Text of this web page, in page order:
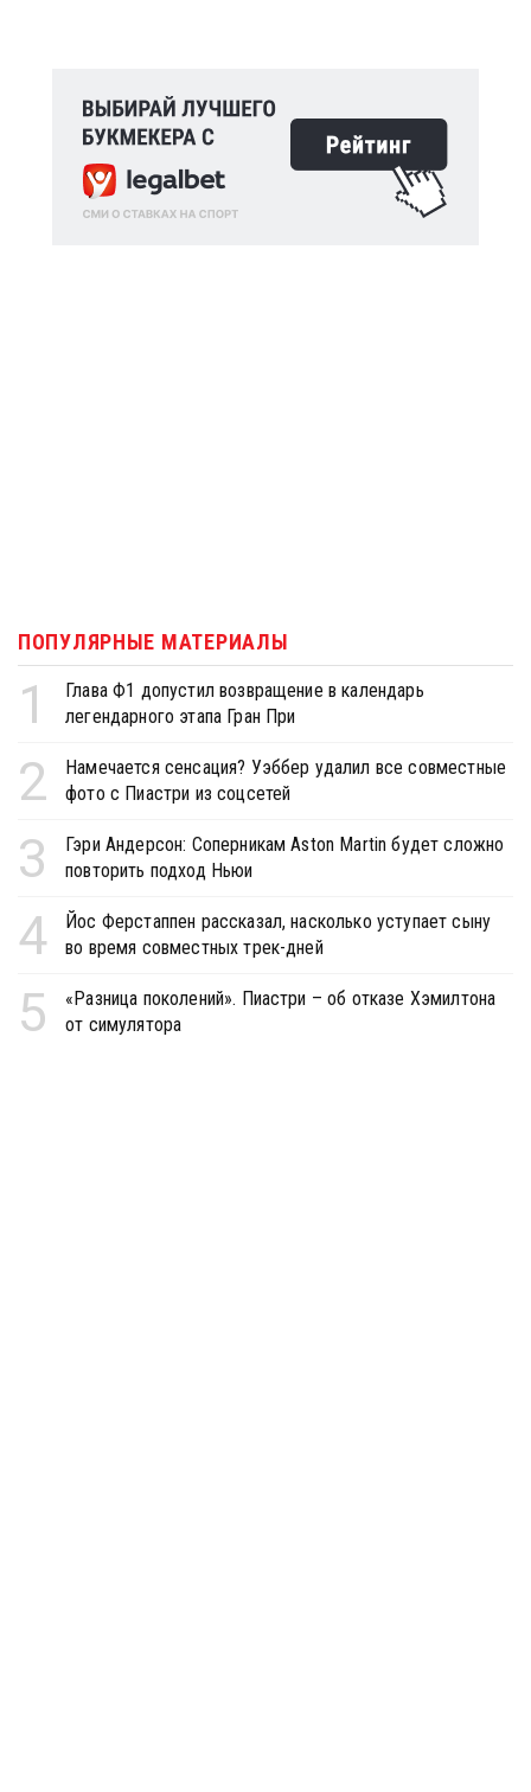
ПОПУЛЯРНЫЕ МАТЕРИАЛЫ
1
Глава Ф1 допустил возвращение в календарь
легендарного этапа Гран При
2
Намечается сенсация? Уэббер удалил все совместные
фото с Пиастри из соцсетей
3
Гэри Андерсон: Соперникам Aston Martin будет сложно
повторить подход Ньюи
4
Йос Ферстаппен рассказал, насколько уступает сыну
во время совместных трек-дней
5
«Разница поколений». Пиастри – об отказе Хэмилтона
от симулятора